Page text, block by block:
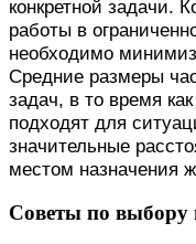
конкретной задачи.
работы в
необходимо
Средние размеры
задач, в то время
подходят для
значительные
местом назначения
Советы по выбору